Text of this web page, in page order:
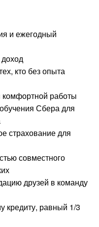
и ежегодный
кто без опыта
работы
Сбера для
страхование для
совместного
друзей в команду
кредиту, равный 1/3